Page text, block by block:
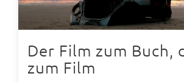
Der Film zum Buch,
zum Film